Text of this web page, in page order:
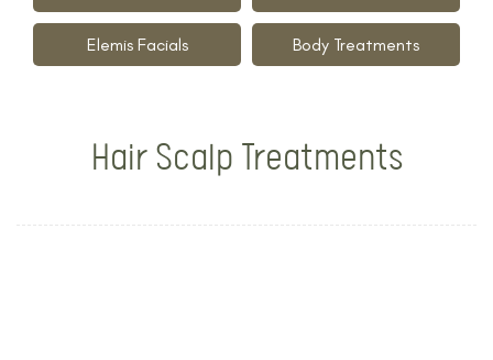
Elemis Facials Body Treatments
Hair Scalp Treatments